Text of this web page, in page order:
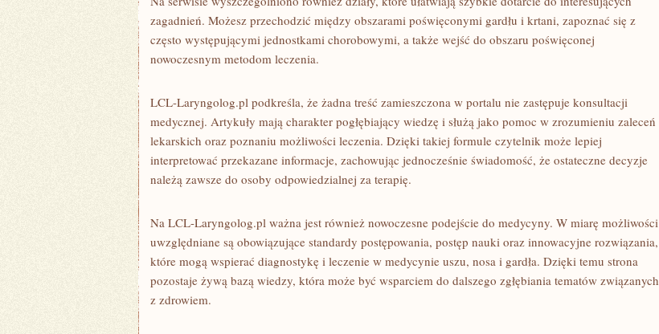
zagadnień. Możesz przechodzić między obszarami poświęconymi gardłu i krtani, zapoznać się z
często występującymi jednostkami chorobowymi, a także wejść do obszaru poświęconej
nowoczesnym metodom leczenia.
LCL-Laryngolog.pl podkreśla, że żadna treść zamieszczona w portalu nie zastępuje konsultacji
medycznej. Artykuły mają charakter pogłębiający wiedzę i służą jako pomoc w zrozumieniu zaleceń
lekarskich oraz poznaniu możliwości leczenia. Dzięki takiej formule czytelnik może lepiej
interpretować przekazane informacje, zachowując jednocześnie świadomość, że ostateczne decyzje
należą zawsze do osoby odpowiedzialnej za terapię.
Na LCL-Laryngolog.pl ważna jest również nowoczesne podejście do medycyny. W miarę możliwości
uwzględniane są obowiązujące standardy postępowania, postęp nauki oraz innowacyjne rozwiązania,
które mogą wspierać diagnostykę i leczenie w medycynie uszu, nosa i gardła. Dzięki temu strona
pozostaje żywą bazą wiedzy, która może być wsparciem do dalszego zgłębiania tematów związanych
z zdrowiem.